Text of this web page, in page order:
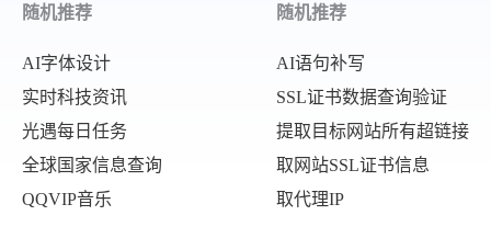
随机推荐
AI字体设计
实时科技资讯
光遇每日任务
全球国家信息查询
QQVIP音乐
随机推荐
AI语句补写
SSL证书数据查询验证
提取目标网站所有超链接
取网站SSL证书信息
取代理IP